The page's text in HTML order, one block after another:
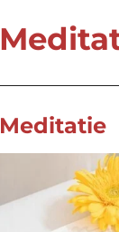
Meditatie